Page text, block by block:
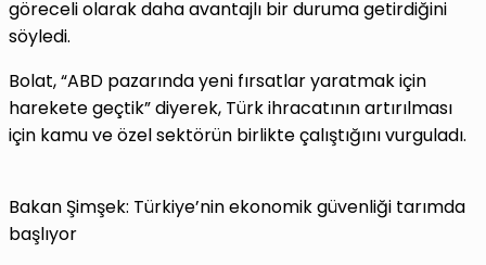
göreceli olarak daha avantajlı bir duruma getirdiğini
söyledi.
Bolat, “ABD pazarında yeni fırsatlar yaratmak için
harekete geçtik” diyerek, Türk ihracatının artırılması
için kamu ve özel sektörün birlikte çalıştığını vurguladı.
Bakan Şimşek: Türkiye’nin ekonomik güvenliği tarımda
başlıyor